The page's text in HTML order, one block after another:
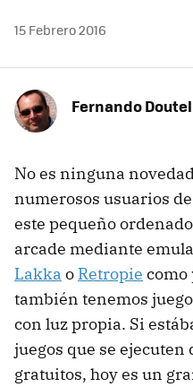
15 Febrero 2016
Fernando Doutel
No es ninguna
numerosos usuarios
este pequeño
arcade mediante
Lakka o Retropie como
también tenemos
con luz propia. Si
juegos que se
gratuitos, hoy es un